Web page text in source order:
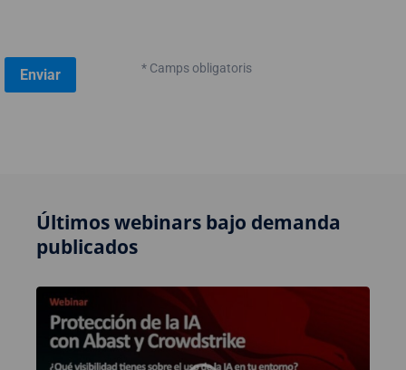
* Camps obligatoris
Últimos webinars bajo demanda
publicados